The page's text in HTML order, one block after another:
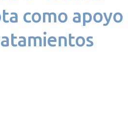
como apoyo